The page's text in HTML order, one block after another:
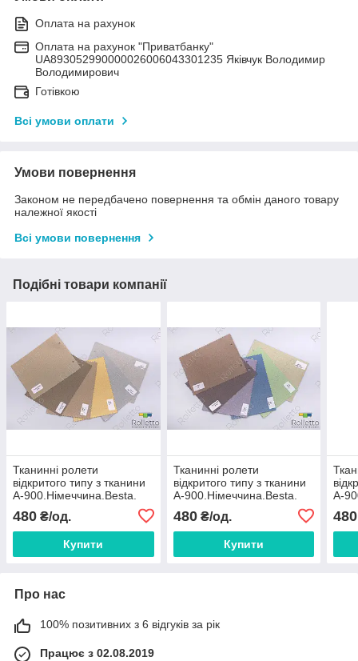
Оплата на рахунок
Оплата на рахунок "Приватбанку"
UA893052990000026006043301235 Яківчук Володимир
Володимирович
Готівкою
Всі умови оплати
Умови повернення
Законом не передбачено повернення та обмін даного товару
належної якості
Всі умови повернення
Подібні товари компанії
Тканинні ролети
відкритого типу з тканини
А-900.Німеччина.Besta.
480 ₴/од.
Купити
Тканинні ролети
відкритого типу з тканини
А-900.Німеччина.Besta.
480₴/од.
Купити
А-
480
Про нас
100% позитивних з 6 відгуків за рік
Працює з 02.08.2019